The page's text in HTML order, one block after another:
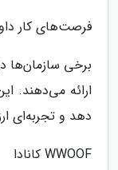
فرصت‌های کار
برخی سازمان‌ها
ارائه می‌دهند.
دهد و تجربه‌ای
WWOOF کانادا